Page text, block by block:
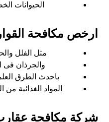
الحيوانات
ارخص مكافحة
مثل الفلل
والجرذان فى
باحدث الطرق
المواد الغذائية
شركة مكافحة